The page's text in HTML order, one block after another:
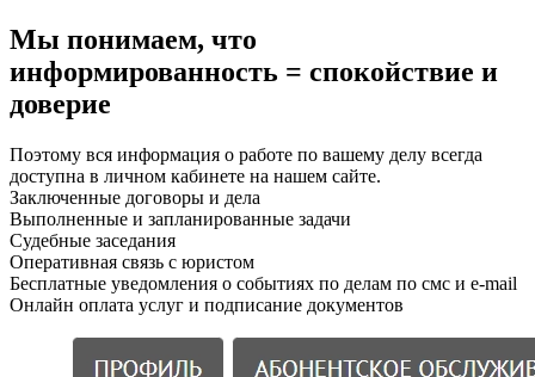
Мы понимаем, что
информированность = спокойствие и
доверие
Поэтому вся информация о работе по вашему делу всегда
доступна в личном кабинете на нашем сайте.
Заключенные договоры и дела
Выполненные и запланированные задачи
Судебные заседания
Оперативная связь с юристом
Бесплатные уведомления о событиях по делам по смс и e-mail
Онлайн оплата услуг и подписание документов